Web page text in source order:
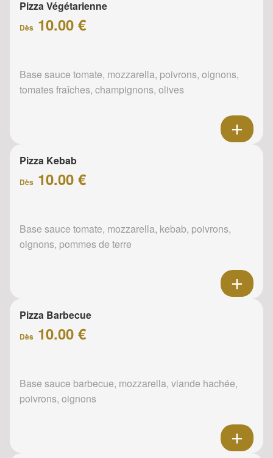
Pizza Végétarienne
Dès 10.00 €
Base sauce tomate, mozzarella, poivrons, oignons,
tomates fraîches, champignons, olives
Pizza Kebab
Dès 10.00 €
Base sauce tomate, mozzarella, kebab, poivrons,
oignons, pommes de terre
Pizza Barbecue
Dès 10.00 €
Base sauce barbecue, mozzarella, viande hachée,
poivrons, oignons